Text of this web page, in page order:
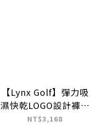
【Lynx Golf】彈力吸
濕快乾LOGO設計褲腳
彈性縮口長褲
NT$3,168